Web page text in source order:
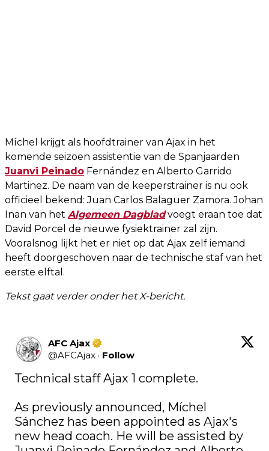
Míchel krijgt als hoofdtrainer van Ajax in het
komende seizoen assistentie van de Spanjaarden
Juanvi Peinado Fernández en Alberto Garrido
Martinez. De naam van de keeperstrainer is nu ook
officieel bekend: Juan Carlos Balaguer Zamora. Johan
Inan van het Algemeen Dagbladvoegt eraan toe dat
David Porcel de nieuwe fysiektrainer zal zijn.
Vooralsnog lijkt het er niet op dat Ajax zelf iemand
heeft doorgeschoven naar de technische staf van het
eerste elftal.
Tekst gaat verder onder het X-bericht.
AFC Ajax
@AFCAjax · Follow
Technical staff Ajax 1 complete.
As previously announced, Míchel
Sánchez has been appointed as Ajax's
new head coach. He will be assisted by